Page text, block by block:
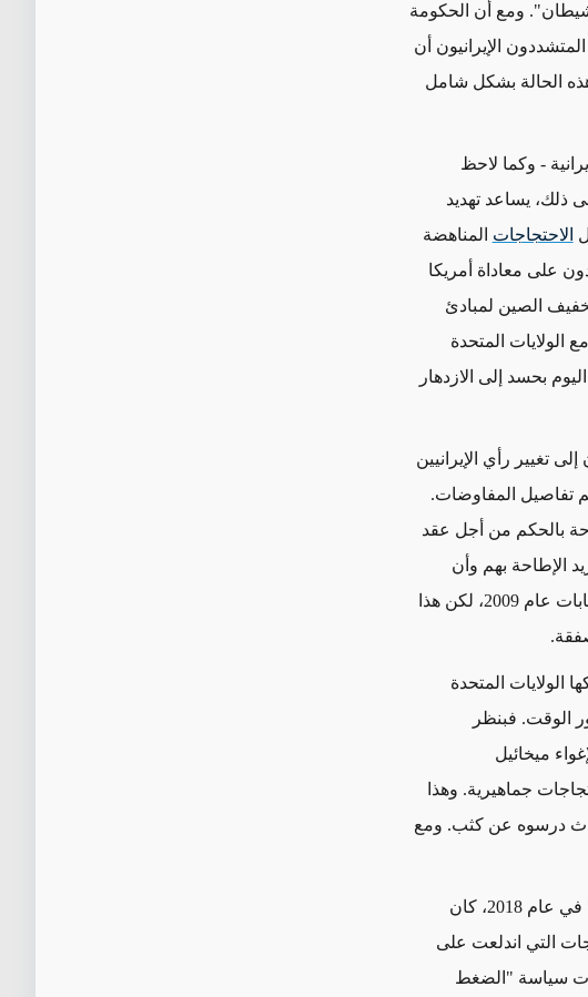
ومع أن الحكومة
الإيرانيون أن
هذه الحالة بشكل شامل
- وكما لاحظ
ذلك، يساعد تهديد
الاحتجاجات المناهضة
على معاداة أمريكا
الصين لمبادئ
مع الولايات المتحدة
بحسد إلى الازدهار
تغيير رأي الإيرانيين
تفاصيل المفاوضات.
بالحكم من أجل عقد
الإطاحة بهم وأن
الولايات المتحدة كانت وراء احتجاجات "الحركة الخضراء" التي تلت انتخابات عام 2009، لكن هذا
الولايات المتحدة
الوقت. فبنظر
ميخائيل
في عام 1991 حين واجه احتجاجات جماهيرية. وهذا
حدث درسوه عن كثب. ومع
حتى قبل انسحاب الرئيس ترامب من "خطة العمل الشاملة المشتركة" في عام 2018، كان
التي اندلعت على
كانون الأول/ديسمبر 2017 ودامت حتى عام 2018. وأدت سياسة "الضغط